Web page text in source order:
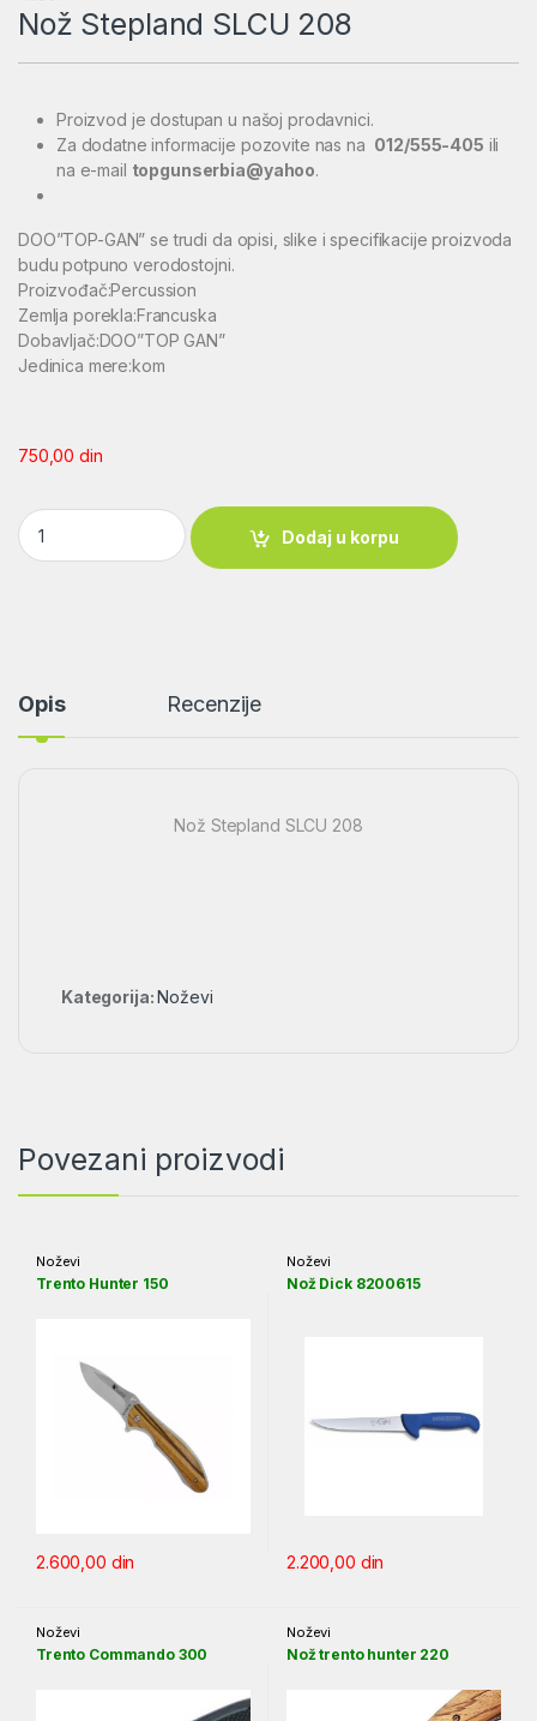
Nož Stepland SLCU 208
Proizvod je dostupan u našoj prodavnici.
Za dodatne informacije pozovite nas na 012/555-405 ili
na e-mail topgunserbia@yahoo.
DOO”TOP-GAN” se trudi da opisi, slike i specifikacije proizvoda
budu potpuno verodostojni.
Proizvođač:Percussion
Zemlja porekla:Francuska
Dobavljač:DOO”TOP GAN”
Jedinica mere:kom
750,00din
Nož Stepland SLCU 208 quantity
Dodaj u korpu
Opis Recenzije
Nož Stepland SLCU 208
Kategorija:Noževi
Povezani proizvodi
Noževi
Trento Hunter 150
2.600,00 din
Noževi
Nož Dick 8200615
2.200,00 din
Noževi
Trento Commando 300
Noževi
Nož trento hunter 220